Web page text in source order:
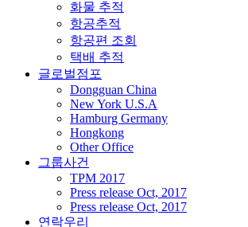
화물 추적
항공추적
항공편 조회
택배 추적
글로벌점포
Dongguan China
New York U.S.A
Hamburg Germany
Hongkong
Other Office
그룹사건
TPM 2017
Press release Oct, 2017
Press release Oct, 2017
연락우리